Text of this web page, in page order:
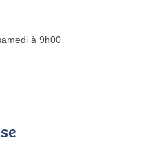
à 9h00